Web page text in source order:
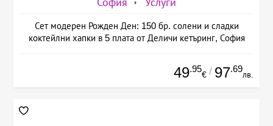
Сет модерен Рожден Ден: 150 бр. солени и сладки
коктейлни хапки в 5 плата от Деличи кетъринг, София
49.95
€ / 97.69
лв.